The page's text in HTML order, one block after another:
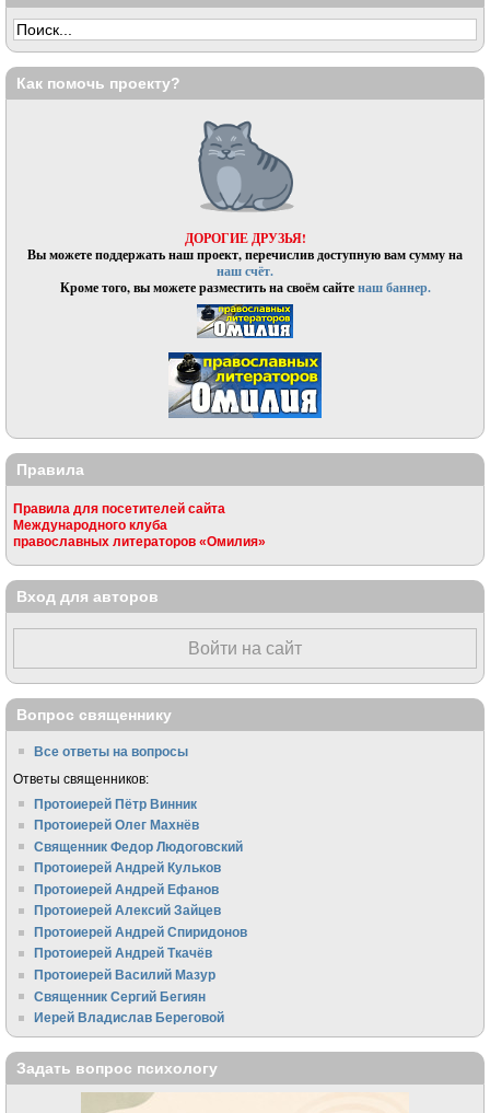
Как помочь проекту?
ДОРОГИЕ ДРУЗЬЯ!
Вы можете поддержать наш проект, перечислив доступную вам сумму на
наш счёт.
Кроме того, вы можете разместить на своём сайтенаш баннер.
Правила
Правила для посетителей сайта
Международного клуба
православных литераторов «Омилия»
Вход для авторов
Войти на сайт
Вопрос священнику
Все ответы на вопросы
Ответы священников:
Протоиерей Пётр Винник
Протоиерей Олег Махнёв
Священник Федор Людоговский
Протоиерей Андрей Кульков
Протоиерей Андрей Ефанов
Протоиерей Алексий Зайцев
Протоиерей Андрей Спиридонов
Протоиерей Андрей Ткачёв
Протоиерей Василий Мазур
Священник Сергий Бегиян
Иерей Владислав Береговой
Задать вопрос психологу